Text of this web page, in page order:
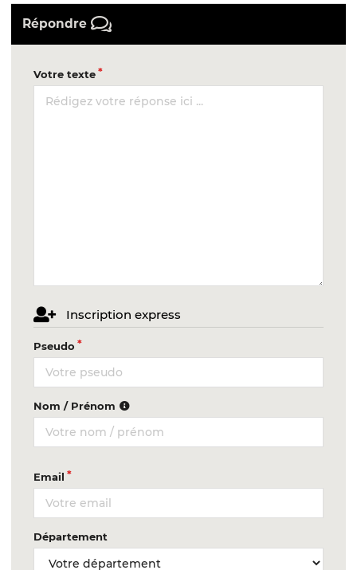
Répondre
Votre texte
Inscription express
Pseudo
Nom / Prénom
Email
Département